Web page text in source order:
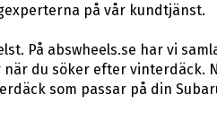
på vår kundtjänst.
På abswheels.se har vi
du söker efter vinterdäck.
som passar på din